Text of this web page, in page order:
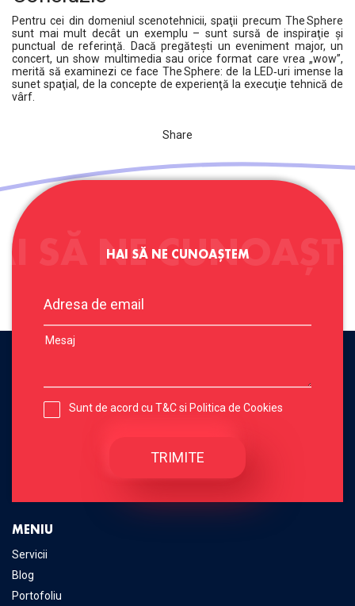
Pentru cei din domeniul scenotehnicii, spaţii precum The Sphere
sunt mai mult decât un exemplu – sunt sursă de inspiraţie şi
punctual de referinţă. Dacă pregăteşti un eveniment major, un
concert, un show multimedia sau orice format care vrea „wow”,
merită să examinezi ce face The Sphere: de la LED‑uri imense la
sunet spaţial, de la concepte de experienţă la execuţie tehnică de
vârf.
Share
HAI SĂ NE CUNOAȘTEM
SĂ NE
Sunt de acord cu T&Csi Politica de Cookies
MENIU
Servicii
Blog
Portofoliu